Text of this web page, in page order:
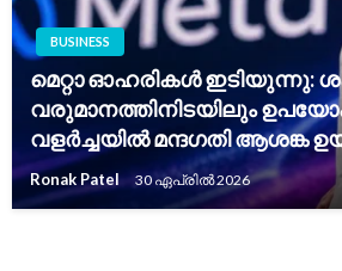
BUSINESS
മെറ്റാ ഓഹരികൾ ഇടിയുന്നു:
വരുമാനത്തിനിടയിലും
വളർച്ചയിൽ മന്ദഗതി ആശങ്ക
Ronak Patel 30 ഏപ്രിൽ 2026